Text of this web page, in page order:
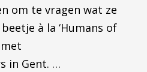
om te vragen wat ze
à la ‘Humans of
in Gent. …